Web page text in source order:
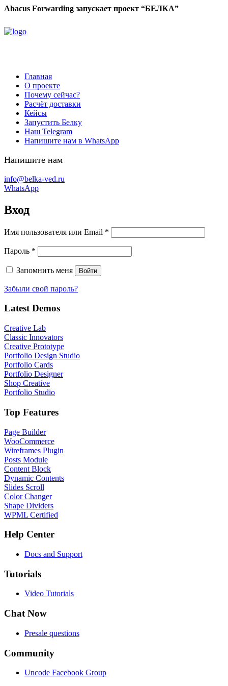
Abacus Forwarding запускает проект “БЕЛКА”
Главная
О проекте
Почему сейчас?
Расчёт доставки
Кейсы
Запустить Белку
Наш Telegram
Напишите нам в WhatsApp
Напишите нам
info@belka-ved.ru
WhatsApp
Вход
Имя пользователя или Email *
Пароль *
Запомнить меня Войти
Забыли свой пароль?
Latest Demos
Creative Lab
Classic Innovators
Creative Prototype
Portfolio Design Studio
Portfolio Cards
Portfolio Designer
Shop Creative
Portfolio Studio
Top Features
Page Builder
WooCommerce
Wireframes Plugin
Posts Module
Content Block
Dynamic Contents
Slides Scroll
Color Changer
Shape Dividers
WPML Certified
Help Center
Docs and Support
Tutorials
Video Tutorials
Chat Now
Presale questions
Community
Uncode Facebook Group